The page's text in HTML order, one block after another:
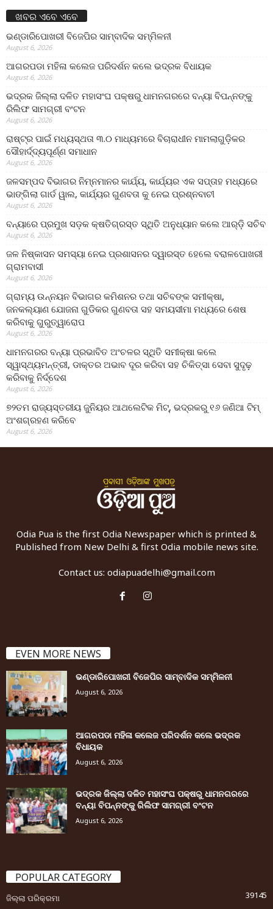
ଖବର ଏବେ ଏବେ
ଭଣ୍ଡାରିପୋଖରୀ ବିଜେପିର ସାମ୍ବାଦିକ ସମ୍ମିଳନୀ
August 6, 2026
ଆଗରପଡା ମହିଳା କଲେଜ ପରିଦର୍ଶନ କଲେ ଭଦ୍ରକ ବିଧାୟକ
August 6, 2026
ଭଦ୍ରକ ଜିଲ୍ଲା ଦଳିତ ମହାସଂଘ ପକ୍ଷରୁ ଧାମନଗରରେ ବନ୍ୟା ବିପନ୍ନଙ୍କୁ
ରିଲିଫ ସାମଗ୍ରୀ ବଂଟନ
August 6, 2026
ରାଷ୍ଟ୍ର ପାଇଁ ମଧ୍ୟସ୍ଥତା ୩.୦ ମାଧ୍ୟମରେ ବିଚାରାଧୀନ ମାମଲାଗୁଡ଼ିକର
ସୌହାର୍ଦ୍ଦ୍ୟପୂର୍ଣ୍ଣ ସମାଧାନ
August 6, 2026
ଜଳସମ୍ପଦ ବିଭାଗର ନିମ୍ନମାନର କାର୍ଯ୍ୟ, କାର୍ଯ୍ୟର ଏକ ସପ୍ତାହ ମଧ୍ୟରେ
ଭାଙ୍ଗିଲା ଗାର୍ଡ ୱାଲ, କାର୍ଯ୍ୟର ଗୁଣବତା କୁ ନେଇ ପ୍ରଶ୍ନବାଚୀ
August 6, 2026
ବନ୍ୟାରେ ପ୍ରମୁଖ ସଡ଼କ କ୍ଷତିଗ୍ରସ୍ତ ସ୍ଥିତି ଅନୁଧ୍ୟାନ କଲେ ଆର୍‌ଡ଼ି ସଚିବ
August 6, 2026
ଜଳ ନିଷ୍କାସନ ସମସ୍ୟା ନେଇ ପ୍ରଶାସନର ଦ୍ୱାରସ୍ତ ହେଲେ ବରାଳପୋଖରୀ
ଗ୍ରାମବାସୀ
August 6, 2026
ଗ୍ରାମ୍ୟ ଉନ୍ନୟନ ବିଭାଗର କମିଶନର ତଥା ସଚିବଙ୍କ ସମୀକ୍ଷା,
ଜନକଲ୍ୟାଣ ଯୋଜନା ଗୁଡିକର ଗୁଣବତା ସହ ସମୟସୀମା ମଧ୍ୟରେ ଶେଷ
କରିବାକୁ ଗୁରୁତ୍ୱାରୋପ
August 6, 2026
ଧାମନଗରର ବନ୍ୟା ପ୍ରଭାବିତ ଅଂଚଳର ସ୍ଥିତି ସମୀକ୍ଷା କଲେ
ସ୍ୱାସ୍ଥ୍ୟମନ୍ତ୍ରୀ, ଡାକ୍ତର ଅଭାବ ଦୂର କରିବା ସହ ଚିକିତ୍ସା ସେବା ସୁଦୃଢ଼
କରିବାକୁ ନିର୍ଦ୍ଦେଶ
August 6, 2026
୭୨ତମ ରାଜ୍ୟସ୍ତରୀୟ ଜୁନିୟର ଆଥଲେଟିକ ମିଟ୍‌, ଭଦ୍ରକରୁ ୧୬ ଜଣିଆ ଟିମ୍
ଅଂଶଗ୍ରହଣ କରିବେ
August 6, 2026
Odia Pua is the first Odia Newspaper which is printed &
Published from New Delhi & first Odia mobile news site.
Contact us: odiapuadelhi@gmail.com
EVEN MORE NEWS
ଭଣ୍ଡାରିପୋଖରୀ ବିଜେପିର ସାମ୍ବାଦିକ ସମ୍ମିଳନୀ
August 6, 2026
ଆଗରପଡା ମହିଳା କଲେଜ ପରିଦର୍ଶନ କଲେ ଭଦ୍ରକ
ବିଧାୟକ
August 6, 2026
ଭଦ୍ରକ ଜିଲ୍ଲା ଦଳିତ ମହାସଂଘ ପକ୍ଷରୁ ଧାମନଗରରେ
ବନ୍ୟା ବିପନ୍ନଙ୍କୁ ରିଲିଫ ସାମଗ୍ରୀ ବଂଟନ
August 6, 2026
POPULAR CATEGORY
ଜିଲ୍ଲା ପରିକ୍ରମା
39145